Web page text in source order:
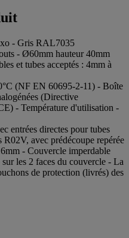
- Gris RAL7035
- Ø60mm hauteur 40mm
et tubes acceptés : 4mm à
(NF EN 60695-2-11) - Boîte
(Directive
- Température d'utilisation -
entrées directes pour tubes
avec prédécoupe repérée
- Couvercle imperdable
les 2 faces du couvercle - La
de protection (livrés) des